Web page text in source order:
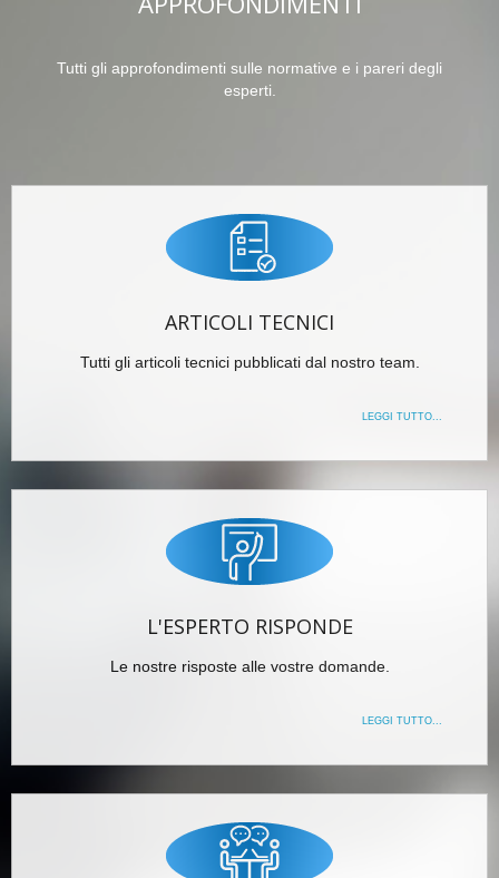
Tutti gli approfondimenti sulle normative e i pareri degli
esperti.
ARTICOLI TECNICI
Tutti gli articoli tecnici pubblicati dal nostro team.
LEGGI TUTTO...
L'ESPERTO RISPONDE
Le nostre risposte alle vostre domande.
LEGGI TUTTO...